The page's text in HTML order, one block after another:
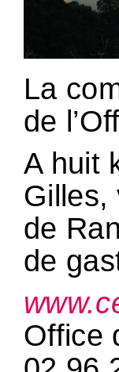
La
de
A huit
de
de
Office